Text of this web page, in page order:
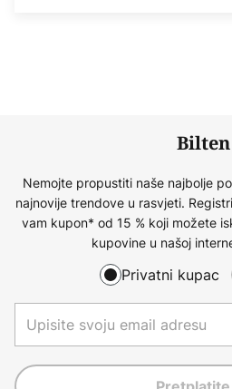
Bilten
Nemojte propustiti naše najbolje
najnovije trendove u rasvjeti.
vam kupon* od 15 % koji možete
kupovine u našoj
Privatni kupac